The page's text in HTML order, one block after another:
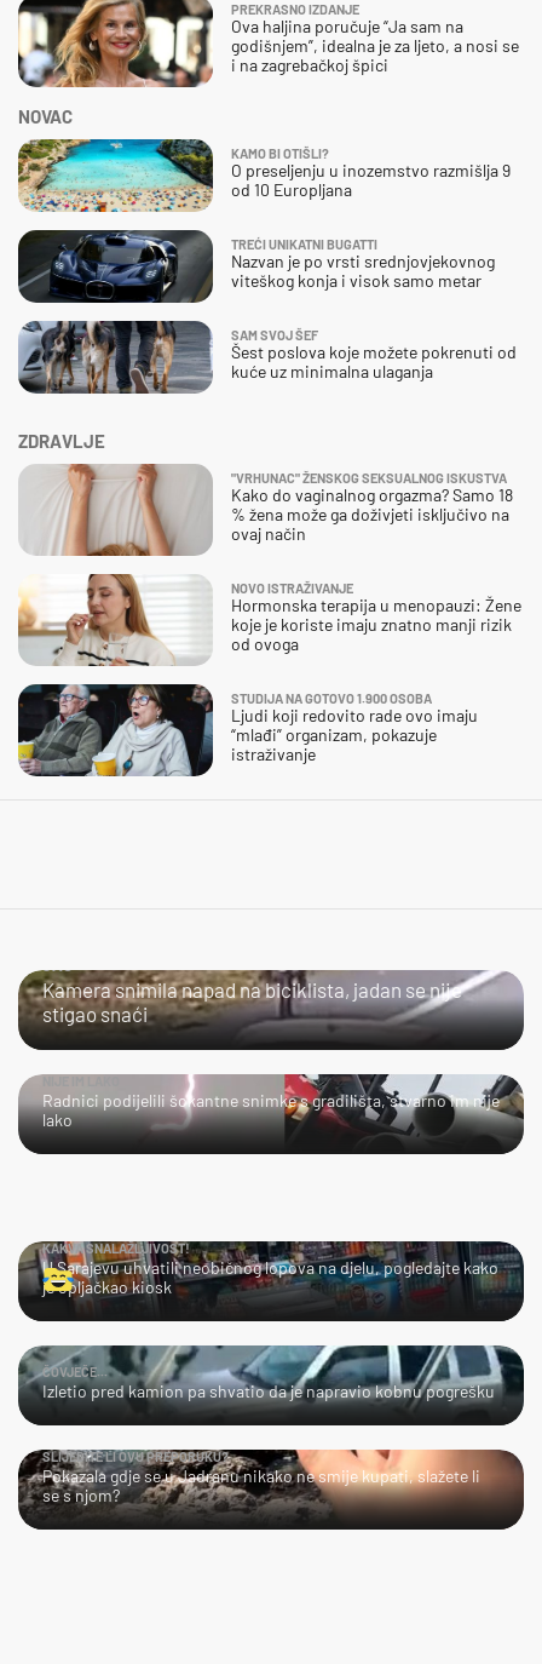
ZDRAVLJE
"VRHUNAC" ŽENSKOG SEKSUALNOG ISKUSTVA
Kako do vaginalnog orgazma? Samo 18
% žena može ga doživjeti isključivo na
ovaj način
NOVO ISTRAŽIVANJE
Hormonska terapija u menopauzi: Žene
koje je koriste imaju znatno manji rizik
od ovoga
STUDIJA NA GOTOVO 1.900 OSOBA
Ljudi koji redovito rade ovo imaju
“mlađi” organizam, pokazuje
istraživanje
NOVAC
KAMO BI OTIŠLI?
O preseljenju u inozemstvo razmišlja 9
od 10 Europljana
TREĆI UNIKATNI BUGATTI
Nazvan je po vrsti srednjovjekovnog
viteškog konja i visok samo metar
SAM SVOJ ŠEF
Šest poslova koje možete pokrenuti od
kuće uz minimalna ulaganja
PREKRASNO IZDANJE
Ova haljina poručuje “Ja sam na
godišnjem”, idealna je za ljeto, a nosi se
i na zagrebačkoj špici
JAO...
Kamera snimila napad na biciklista, jadan se nije
stigao snaći
Radnici podijelili šokantne snimke s gradilišta, stvarno im nije
lako
KAKVA SNALAŽLJIVOST!
U Sarajevu uhvatili neobičnog lopova na djelu, pogledajte kako
je opljačkao kiosk
ČOVJEČE...
Izletio pred kamion pa shvatio da je napravio kobnu pogrešku
SLIJEDITE LI OVU PREPORUKU?
Pokazala gdje se u Jadranu nikako ne smije kupati, slažete li
se s njom?